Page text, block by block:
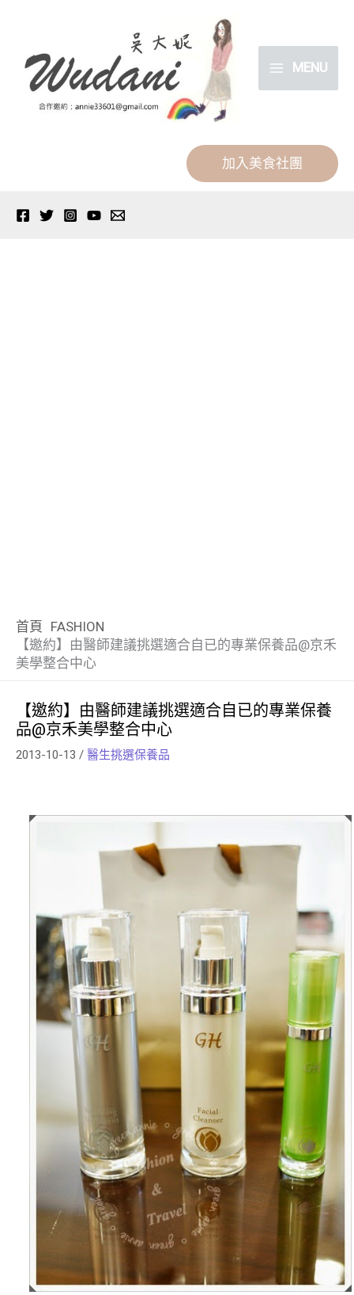
MENU
加入美食社團
首頁 FASHION
【邀約】由醫師建議挑選適合自已的專業保養品@京禾
美學整合中心
【邀約】由醫師建議挑選適合自已的專業保養
品@京禾美學整合中心
2013-10-13 / 醫生挑選保養品